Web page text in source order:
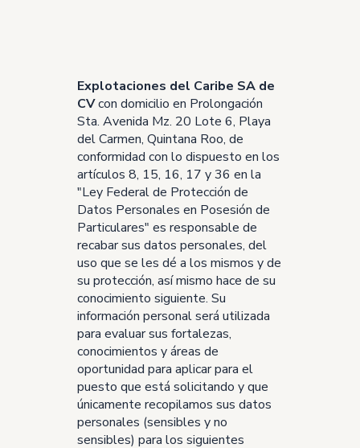
Explotaciones del Caribe SA de
CVcon domicilio en Prolongación
Sta. Avenida Mz. 20 Lote 6, Playa
del Carmen, Quintana Roo, de
conformidad con lo dispuesto en los
artículos 8, 15, 16, 17 y 36 en la
"Ley Federal de Protección de
Datos Personales en Posesión de
Particulares" es responsable de
recabar sus datos personales, del
uso que se les dé a los mismos y de
su protección, así mismo hace de su
conocimiento siguiente. Su
información personal será utilizada
para evaluar sus fortalezas,
conocimientos y áreas de
oportunidad para aplicar para el
puesto que está solicitando y que
únicamente recopilamos sus datos
personales (sensibles y no
sensibles) para los siguientes